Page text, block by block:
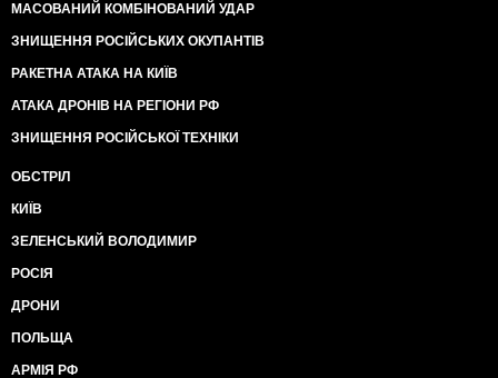
МАСОВАНИЙ КОМБІНОВАНИЙ УДАР
ЗНИЩЕННЯ РОСІЙСЬКИХ ОКУПАНТІВ
РАКЕТНА АТАКА НА КИЇВ
АТАКА ДРОНІВ НА РЕГІОНИ РФ
ЗНИЩЕННЯ РОСІЙСЬКОЇ ТЕХНІКИ
ОБСТРІЛ
КИЇВ
ЗЕЛЕНСЬКИЙ ВОЛОДИМИР
РОСІЯ
ДРОНИ
ПОЛЬЩА
АРМІЯ РФ